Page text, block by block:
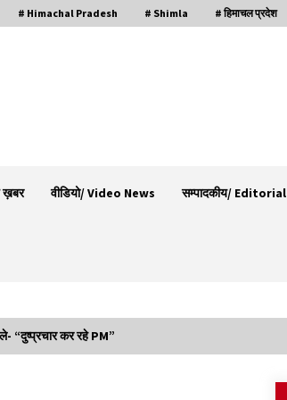
# Himachal Pradesh # Shimla # हिमाचल प्रदेश
ख़बर वीडियो/ Video News सम्पादकीय/ Editorial
“दुष्प्रचार कर रहे PM”